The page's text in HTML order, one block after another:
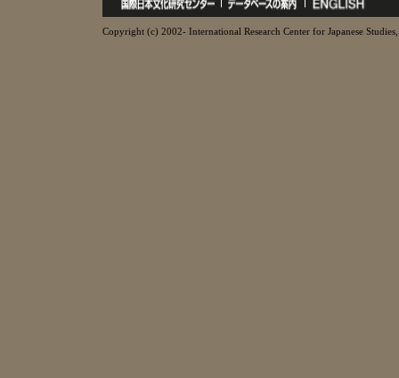
Copyright (c) 2002- International Research Center for Japanese